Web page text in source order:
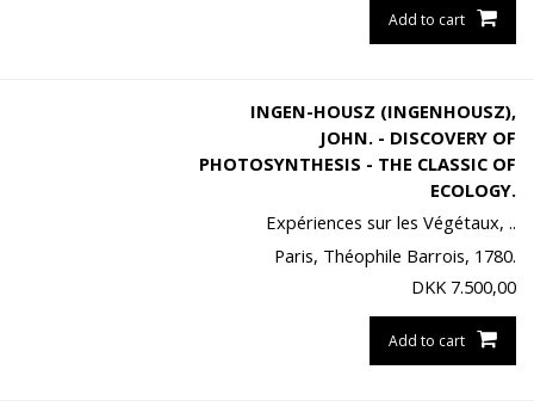
Add to cart
INGEN-HOUSZ (INGENHOUSZ),
JOHN. - DISCOVERY OF
PHOTOSYNTHESIS - THE CLASSIC OF
ECOLOGY.
Expériences sur les Végétaux, ..
Paris, Théophile Barrois, 1780.
DKK 7.500,00
Add to cart